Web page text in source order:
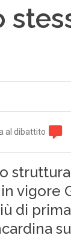
al dibattito
di